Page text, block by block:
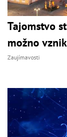
Tajomstvo
možno
Zaujímavosti